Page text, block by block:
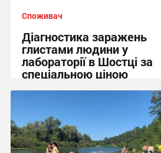
Споживач
Діагностика заражень
глистами людини у
лабораторії в Шостці за
спеціальною ціною